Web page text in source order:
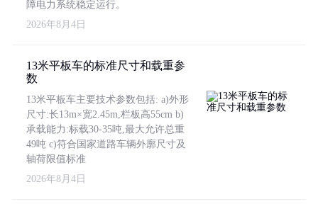
障电力系统稳定运行。
2026年8月4日
13米平板车的标准尺寸和载重参
数
13米平板车主要技术参数包括: a)外形
尺寸:长13m×宽2.45m,栏板高55cm b)
承载能力:标载30-35吨,最大允许总重
49吨 c)符合国家道路车辆外廓尺寸及
轴荷限值标准
2026年8月4日